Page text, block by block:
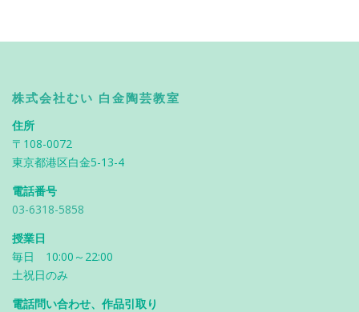
株式会社むい 白金陶芸教室
住所
〒108-0072
東京都港区白金5-13-4
電話番号
03-6318-5858
授業日
毎日 10:00～22:00
土祝日のみ
電話問い合わせ、作品引取り